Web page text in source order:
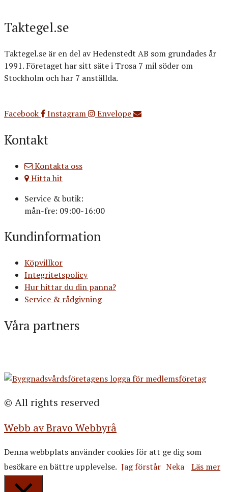
Taktegel.se
Taktegel.se är en del av Hedenstedt AB som grundades år
1991. Företaget har sitt säte i Trosa 7 mil söder om
Stockholm och har 7 anställda.
Facebook
Instagram Envelope
Kontakt
Kontakta oss
Hitta hit
Service & butik:
mån-fre: 09:00-16:00
Kundinformation
Köpvillkor
Integritetspolicy
Hur hittar du din panna?
Service & rådgivning
Våra partners
© All rights reserved
Webb av Bravo Webbyrå
Denna webbplats använder cookies för att ge dig som
besökare en bättre upplevelse. Jag förstår Neka Läs mer